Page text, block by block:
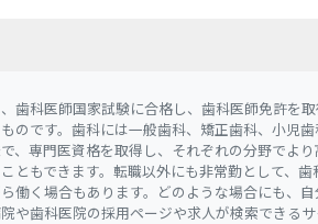
歯科医師国家試験に合格し、歯科医師免許を
のです。歯科には一般歯科、矯正歯科、小児
、専門医資格を取得し、それぞれの分野でよ
ともできます。転職以外にも非常勤として、
働く場合もあります。どのような場合にも、
や歯科医院の採用ページや求人が検索できる